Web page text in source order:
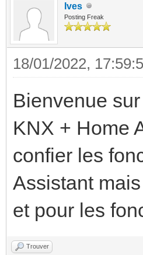
Ives
Posting Freak
18/01/2022,
Bienvenue
KNX + Home
confier les
Assistant
et pour les
Trouver